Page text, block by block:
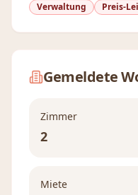
Verwaltung Preis-
Gemeldete
Zimmer
2
Miete